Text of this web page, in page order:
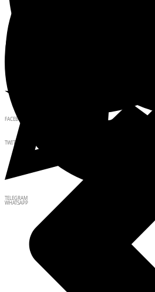
FACEBOOK
TWITTER
WHATSAPP
TELEGRAM